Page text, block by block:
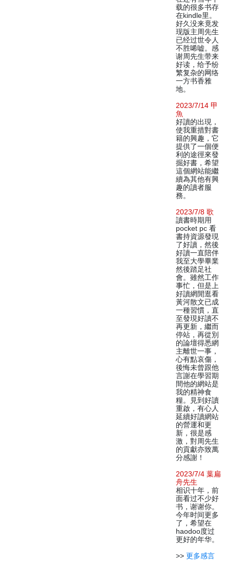
载的很多书存
在kindle里。
好久没来竟发
现版主周先生
已经过世令人
不胜唏嘘。感
谢周先生带来
好读，给予纷
繁复杂的网络
一方书香雅
地。
2023/7/14 甲
魚
好讀的出現，
使我重措對書
籍的興趣，它
提供了一個便
利的途徑來發
掘好書，希望
這個網站能繼
續為其他有興
趣的讀者服
務。
2023/7/8 歌
讀書時期用
pocket pc 看
書持資源發現
了好讀，然後
好讀一直陪伴
我至大學畢業
然後踏足社
會。雖然工作
事忙，但是上
好讀網閒逛看
黃河散文已成
一種習慣，直
至發現好讀不
再更新，繼而
停站，再從別
的論壇得悉網
主離世一事，
心有點哀傷，
後悔未曾跟他
言謝在學習期
間他的網站是
我的精神食
糧。見到好讀
重啟，有心人
延續好讀網站
的營運和更
新，很是感
激，對周先生
的貢獻亦致萬
分感謝！
2023/7/4 葉扁
舟先生
相识十年，前
面看过不少好
书，谢谢你。
今年时间更多
了，希望在
haodoo度过
更好的年华。
>> 更多感言